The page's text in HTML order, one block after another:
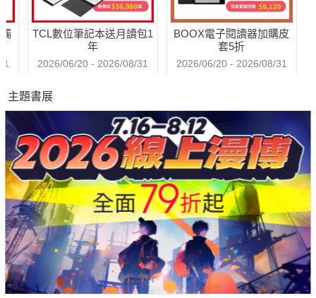
TCL數位筆記本送月讀包1
年
2026/06/20 - 2026/08/31
BOOX電子閱讀器加購皮
套5折
2026/06/20 - 2026/08/31
主題書展